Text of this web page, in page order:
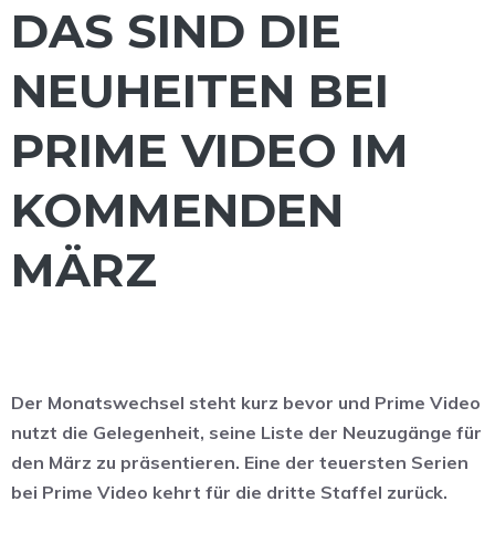
DAS SIND DIE
NEUHEITEN BEI
PRIME VIDEO IM
KOMMENDEN
MÄRZ
Der Monatswechsel steht kurz bevor und Prime Video
nutzt die Gelegenheit, seine Liste der Neuzugänge für
den März zu präsentieren. Eine der teuersten Serien
bei Prime Video kehrt für die dritte Staffel zurück.